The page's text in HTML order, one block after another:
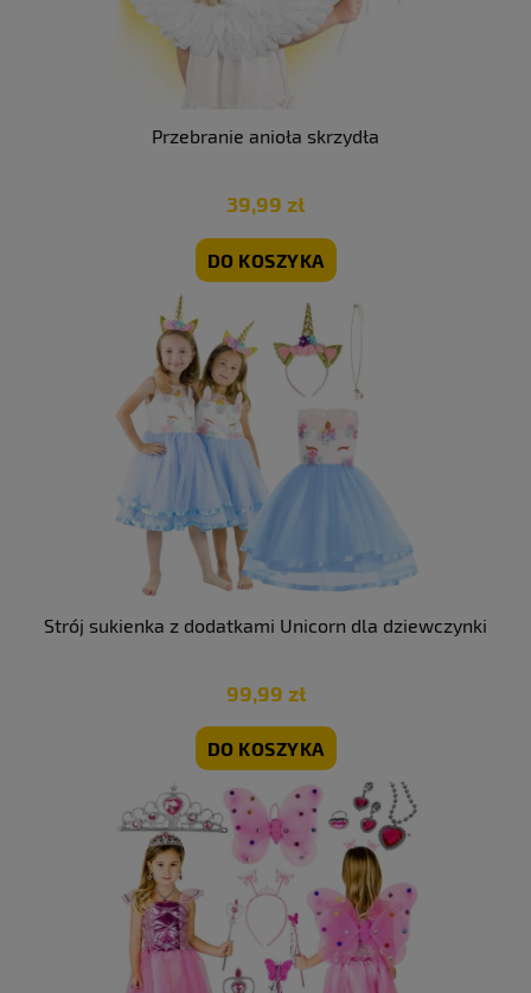
Przebranie anioła skrzydła
39,99 zł
DO KOSZYKA
Strój sukienka z dodatkami Unicorn dla dziewczynki
99,99 zł
DO KOSZYKA